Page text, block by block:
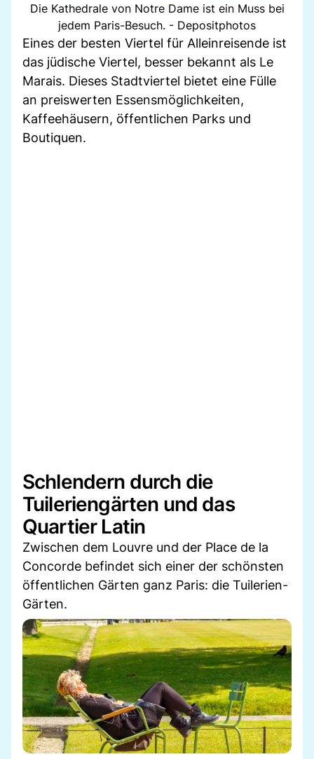
Die Kathedrale von Notre Dame ist ein Muss bei
jedem Paris-Besuch. - Depositphotos
Eines der besten Viertel für Alleinreisende ist
das jüdische Viertel, besser bekannt als Le
Marais. Dieses Stadtviertel bietet eine Fülle
an preiswerten Essensmöglichkeiten,
Kaffeehäusern, öffentlichen Parks und
Boutiquen.
Schlendern durch die
Tuileriengärten und das
Quartier Latin
Zwischen dem Louvre und der Place de la
Concorde befindet sich einer der schönsten
öffentlichen Gärten ganz Paris: die Tuilerien-
Gärten.